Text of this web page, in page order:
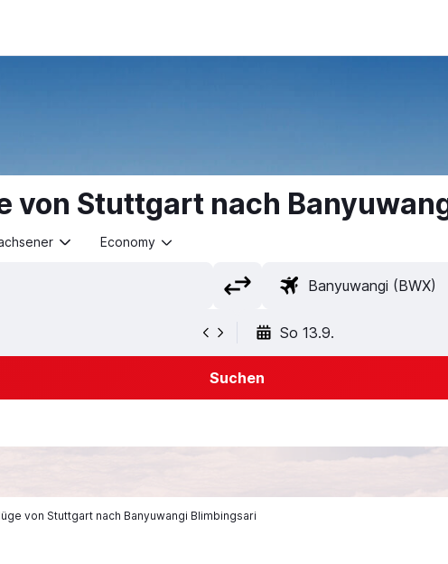
von Stuttgart nach
Economy
So 13.9.
Suchen
von Stuttgart nach Banyuwangi Blimbingsari